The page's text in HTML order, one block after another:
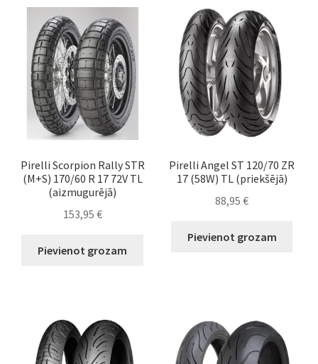
Pirelli Scorpion Rally STR
(M+S) 170/60 R 17 72V TL
(aizmugurējā)
153,95 €
Pievienot grozam
Pirelli Angel ST 120/70 ZR
17 (58W) TL (priekšējā)
88,95€
Pievienot grozam